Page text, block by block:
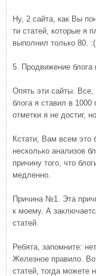
Ну, 2 сайта, как Вы
ти статей, которые я
выполнил только 80.
5. Продвижение блога
Опять эти сайты.
блога я ставил в
отметки я не достиг,
Кстати, Вам всем это
несколько анализов
причину того, что
медленно.
Причина №1. Эта
к моему. А
статей.
Ребята, запомните:
Железное правило.
статей, тогда можете